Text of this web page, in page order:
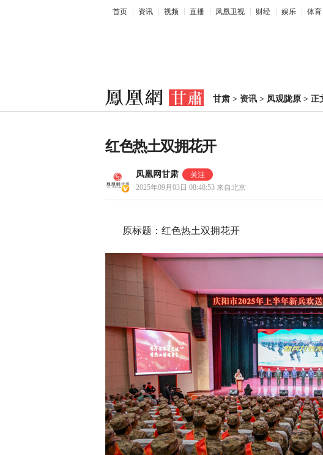
首页 资讯 视频 直播 凤凰卫视 财经 娱乐 体育
甘肃 > 资讯 > 凤观陇原 > 正
红色热土双拥花开
凤凰网甘肃
2025年09月03日 08:48:53 来自北京
原标题：红色热土双拥花开